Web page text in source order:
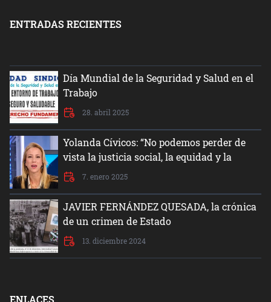
ENTRADAS RECIENTES
Día Mundial de la Seguridad y Salud en el
Trabajo
28. abril 2025
Yolanda Cívicos: “No podemos perder de
vista la justicia social, la equidad y la
dignidad del ser humano”
7. enero 2025
JAVIER FERNÁNDEZ QUESADA, la crónica
de un crimen de Estado
13. diciembre 2024
ENLACES